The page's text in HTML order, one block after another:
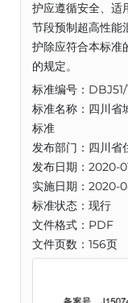
护应遵循安全、适
节段预制超高性能
护除应符合本标准
的规定。
标准编号：
标准名称：四川省
标准
发布部门：四川省
发布日期：2020-
实施日期：2020-
标准状态：现行
文件格式：PDF
文件页数：156页